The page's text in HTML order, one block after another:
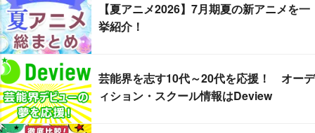
【夏アニメ2026】7月期夏の新アニメを一
挙紹介！
芸能界を志す10代～20代を応援！ オーデ
ィション・スクール情報はDeview